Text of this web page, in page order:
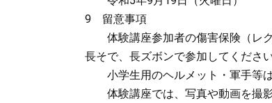
9 留意事項
体験講座参加者の傷害保険（レク
長そで、長ズボンで参加してください
小学生用のヘルメット・軍手等は
体験講座では、写真や動画を撮影